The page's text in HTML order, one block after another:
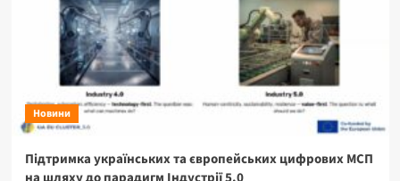
Новини
Підтримка українських та європейських цифрових МСП